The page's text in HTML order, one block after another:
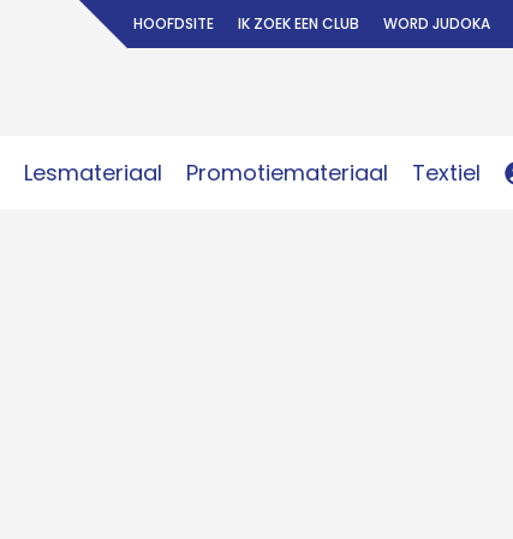
HOOFDSITE IK ZOEK EEN CLUB WORD JUDOKA
Lesmateriaal Promotiemateriaal Textiel